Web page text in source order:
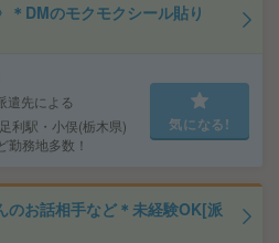
＊DMのモクモクシール貼り
遣先による
利駅・小俣(栃木県)
勤務地多数！
気になる!
のお話相手など＊未経験OK[派